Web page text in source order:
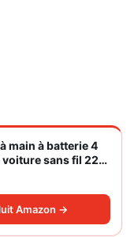
main à batterie 4
voiture sans fil 22
sans balais,
à air comprimé
pour poils
Amazon →